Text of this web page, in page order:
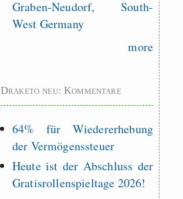
Graben-Neudorf, South-
West Germany
more
Draketo neu: Kommentare
64% für Wiedererhebung
der Vermögenssteuer
Heute ist der Abschluss der
Gratisrollenspieltage 2026!